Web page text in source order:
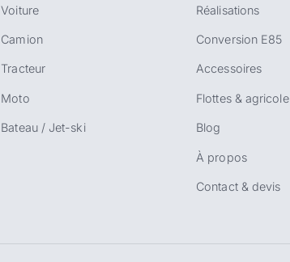
Voiture
Camion
Tracteur
Moto
Bateau / Jet-ski
Réalisations
Conversion E85
Accessoires
Flottes & agricole
Blog
À propos
Contact & devis